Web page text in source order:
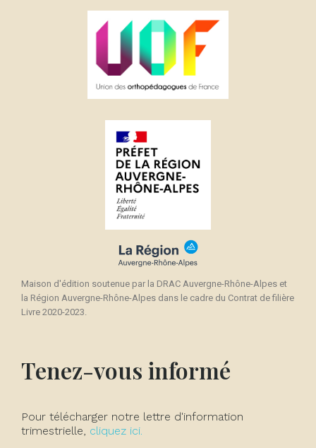
Maison d'édition soutenue par la DRAC Auvergne-Rhône-Alpes et
la Région Auvergne-Rhône-Alpes dans le cadre du Contrat de filière
Livre 2020-2023.
Tenez-vous informé
Pour télécharger notre lettre d'information
trimestrielle, cliquez ici.